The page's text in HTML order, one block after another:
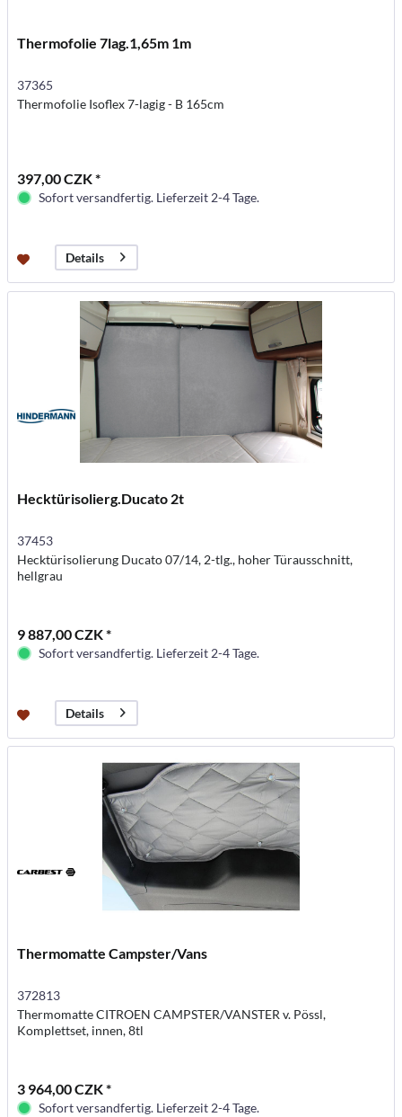
Thermofolie 7lag.1,65m 1m
37365
Thermofolie Isoflex 7-lagig - B 165cm
397,00 CZK *
Sofort versandfertig. Lieferzeit 2-4 Tage.
Details
Hecktürisolierg.Ducato 2t
37453
Hecktürisolierung Ducato 07/14, 2-tlg., hoher Türausschnitt,
hellgrau
9 887,00 CZK *
Sofort versandfertig. Lieferzeit 2-4 Tage.
Details
Thermomatte Campster/Vans
372813
Thermomatte CITROEN CAMPSTER/VANSTER v. Pössl,
Komplettset, innen, 8tl
3 964,00 CZK *
Sofort versandfertig. Lieferzeit 2-4 Tage.